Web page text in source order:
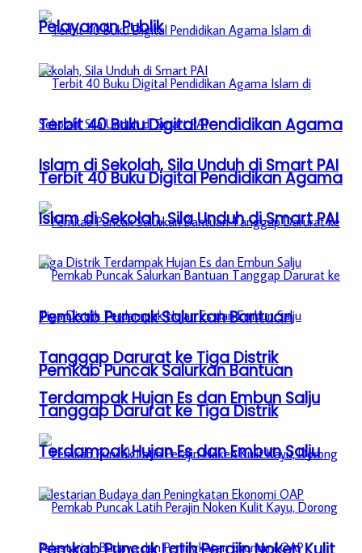
Terbit 40 Buku Digital Pendidikan Agama
Islam di Sekolah, Sila Unduh di Smart PAI
Pemkab Puncak Salurkan Bantuan
Tanggap Darurat ke Tiga Distrik
Terdampak Hujan Es dan Embun Salju
Pelayanan Publik
Terbit 40 Buku Digital Pendidikan Agama
Islam di Sekolah, Sila Unduh di Smart PAI
Pemkab Puncak Salurkan Bantuan
Tanggap Darurat ke Tiga Distrik
Terdampak Hujan Es dan Embun Salju